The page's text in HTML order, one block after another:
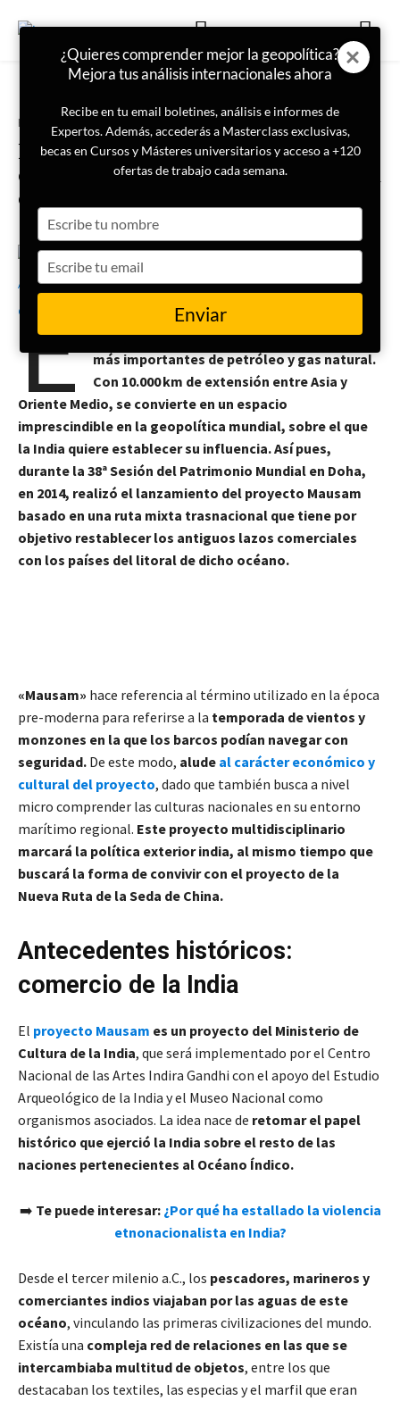
Portada
El proyecto Mausam: la
estrategia marítima de la India en
el Océano Índico
Lucia Albarsanz Cordero
E
l Océano Índico es una vasta extensión de
agua que alberga las rutas de transporte
más importantes de petróleo y gas natural.
Con 10.000 km de extensión entre Asia y
Oriente Medio, se convierte en un espacio
imprescindible en la geopolítica mundial, sobre el que
la India quiere establecer su influencia. Así pues,
durante la 38ª Sesión del Patrimonio Mundial en Doha,
en 2014, realizó el lanzamiento del proyecto Mausam
basado en una ruta mixta trasnacional que tiene por
objetivo restablecer los antiguos lazos comerciales
con los países del litoral de dicho océano.
«Mausam» hace referencia al término utilizado en la época
pre-moderna para referirse a la temporada de vientos y
monzones en la que los barcos podían navegar con
seguridad. De este modo, alude al carácter económico y
cultural del proyecto, dado que también busca a nivel
micro comprender las culturas nacionales en su entorno
marítimo regional. Este proyecto multidisciplinario
marcará la política exterior india, al mismo tiempo que
buscará la forma de convivir con el proyecto de la
Nueva Ruta de la Seda de China.
Antecedentes históricos:
comercio de la India
El proyecto Mausam es un proyecto del Ministerio de
Cultura de la India, que será implementado por el Centro
Nacional de las Artes Indira Gandhi con el apoyo del Estudio
Arqueológico de la India y el Museo Nacional como
organismos asociados. La idea nace de retomar el papel
histórico que ejerció la India sobre el resto de las
naciones pertenecientes al Océano Índico.
➡️ Te puede interesar:¿Por qué ha estallado la violencia
etnonacionalista en India?
Desde el tercer milenio a.C., los pescadores, marineros y
comerciantes indios viajaban por las aguas de este
océano, vinculando las primeras civilizaciones del mundo.
Existía una compleja red de relaciones en las que se
intercambiaba multitud de objetos, entre los que
destacaban los textiles, las especias y el marfil que eran
¿Quieres comprender mejor la geopolítica?
Mejora tus análisis internacionales ahora
Recibe en tu email boletines, análisis e informes de
Expertos. Además, accederás a Masterclass exclusivas,
becas en Cursos y Másteres universitarios y acceso a +120
ofertas de trabajo cada semana.
your
name
your
email
Enviar